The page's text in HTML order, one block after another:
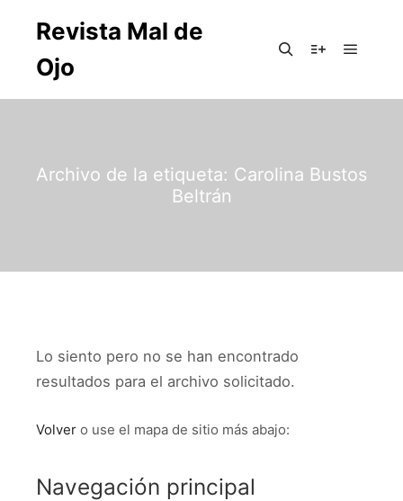
Revista Mal de
Ojo
Archivo de la etiqueta: Carolina Bustos
Beltrán
Lo siento pero no se han encontrado
resultados para el archivo solicitado.
Volver o use el mapa de sitio más abajo:
Navegación principal